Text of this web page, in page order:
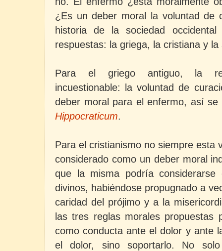
¿Es un deber moral la voluntad de
historia de la sociedad
respuestas: la griega, la cristiana y la
Para el griego antiguo, la
incuestionable: la voluntad de
deber moral para el enfermo, así
Hippocraticum.
Para el cristianismo no siempre esta
considerado como un deber moral
que la misma podría considerarse
divinos, habiéndose propugnado a
caridad del prójimo y a la
las tres reglas morales
como conducta ante el dolor y ante
el dolor, sino soportarlo. No